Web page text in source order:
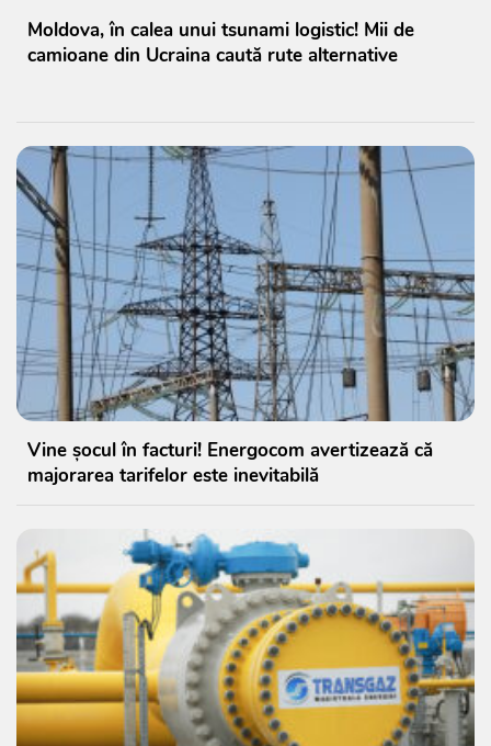
Moldova, în calea unui tsunami logistic! Mii de
camioane din Ucraina caută rute alternative
Vine șocul în facturi! Energocom avertizează că
majorarea tarifelor este inevitabilă